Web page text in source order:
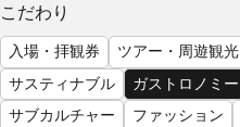
る
気
を
見
る
こだわり
入場・拝観券 ツアー・周遊観光
サスティナブル
ガストロノミー
サブカルチャー
ファッション